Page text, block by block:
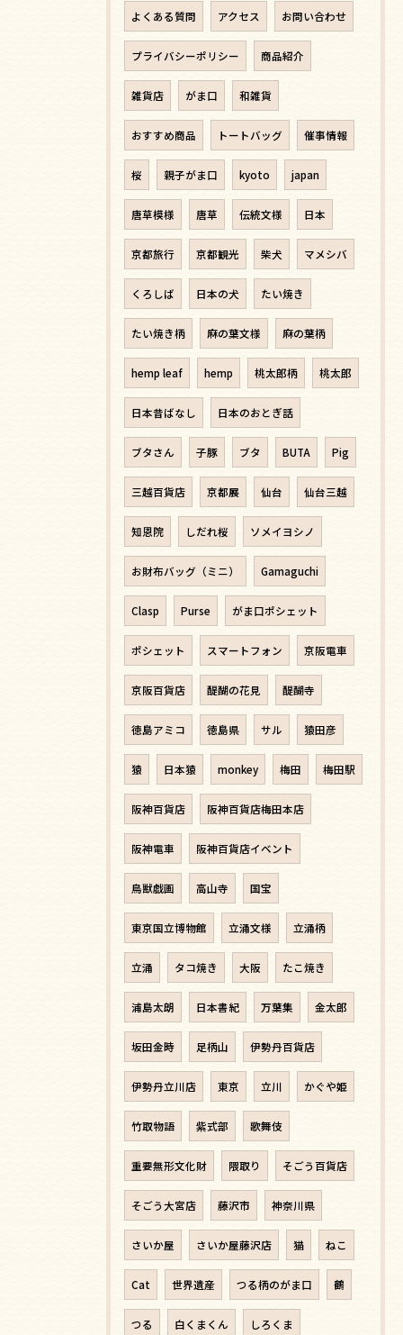
よくある質問 アクセス お問い合わせ
プライバシーポリシー 商品紹介
雑貨店 がま口 和雑貨
おすすめ商品 トートバッグ 催事情報
桜 親子がま口 kyoto japan
唐草模様 唐草 伝統文様 日本
京都旅行 京都観光 柴犬 マメシバ
くろしば 日本の犬 たい焼き
たい焼き柄 麻の葉文様 麻の葉柄
hemp leaf hemp 桃太郎柄 桃太郎
日本昔ばなし 日本のおとぎ話
ブタさん 子豚 ブタ BUTA Pig
三越百貨店 京都展 仙台 仙台三越
知恩院 しだれ桜 ソメイヨシノ
お財布バッグ（ミニ） Gamaguchi
Clasp Purse がま口ポシェット
ポシェット スマートフォン 京阪電車
京阪百貨店 醍醐の花見 醍醐寺
徳島アミコ 徳島県 サル 猿田彦
猿 日本猿 monkey 梅田 梅田駅
阪神百貨店 阪神百貨店梅田本店
阪神電車 阪神百貨店イベント
鳥獣戯画 高山寺 国宝
東京国立博物館 立涌文様 立涌柄
立涌 タコ焼き 大阪 たこ焼き
浦島太朗 日本書紀 万葉集 金太郎
坂田金時 足柄山 伊勢丹百貨店
伊勢丹立川店 東京 立川 かぐや姫
竹取物語 紫式部 歌舞伎
重要無形文化財 隈取り そごう百貨店
そごう大宮店 藤沢市 神奈川県
さいか屋 さいか屋藤沢店 猫 ねこ
Cat 世界遺産 つる柄のがま口 鶴
つる 白くまくん しろくま